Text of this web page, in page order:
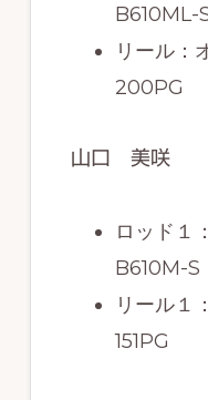
B610ML-
リール：
200PG
山口 美咲
ロッド１
B610M-S
リール１
151PG